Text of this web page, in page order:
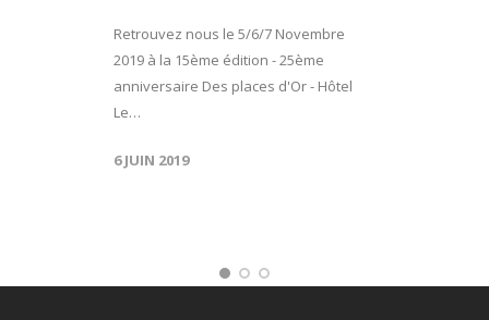
Retrouvez nous le 5/6/7 Novembre
2019 à la 15ème édition - 25ème
anniversaire Des places d'Or - Hôtel
Le…
6 JUIN 2019